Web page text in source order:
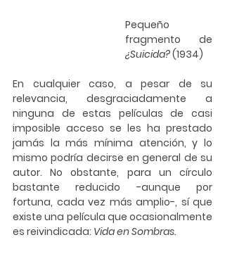
Pequeño
¿Suicida? (1934)
En cualquier caso, a pesar de su
relevancia, desgraciadamente a
ninguna de estas películas de casi
imposible acceso se les ha prestado
jamás la más mínima atención, y lo
mismo podría decirse en general de su
autor. No obstante, para un círculo
bastante reducido -aunque por
fortuna, cada vez más amplio-, sí que
existe una película que ocasionalmente
es reivindicada: Vida en Sombras.